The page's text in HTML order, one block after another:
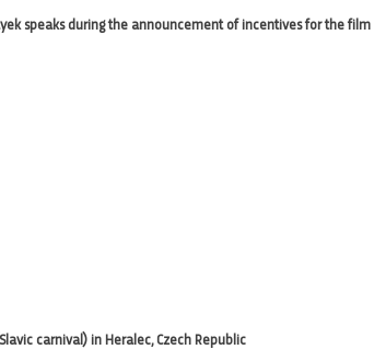
speaks during the announcement of incentives for the film
carnival) in Heralec, Czech Republic